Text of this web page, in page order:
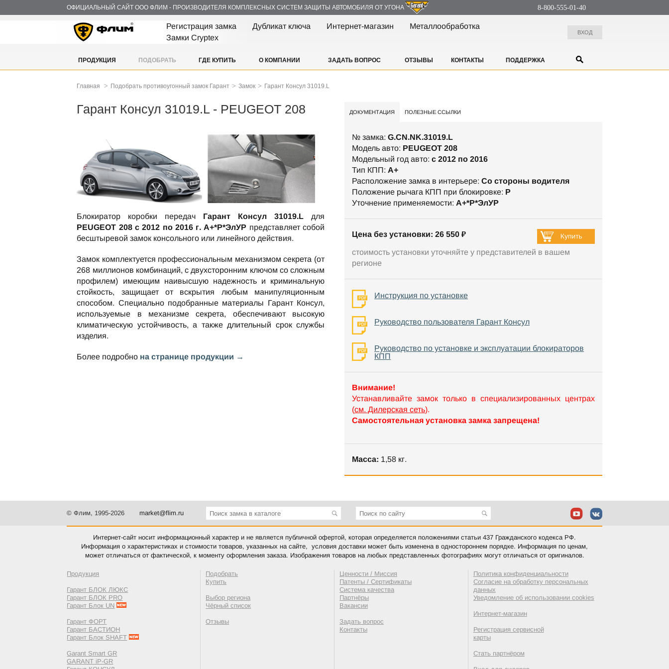
ОФИЦИАЛЬНЫЙ САЙТ ООО ФЛИМ - ПРОИЗВОДИТЕЛЯ КОМПЛЕКСНЫХ СИСТЕМ ЗАЩИТЫ АВТОМОБИЛЯ ОТ УГОНА 8-800-555-01-40
Регистрация замка Дубликат ключа Интернет-магазин
Металлообработка
Замки Cryptex
ВХОД
ПРОДУКЦИЯ ПОДОБРАТЬ ГДЕ КУПИТЬ О КОМПАНИИ ЗАДАТЬ ВОПРОС ОТЗЫВЫ КОНТАКТЫ ПОДДЕРЖКА
Главная > Подобрать противоугонный замок Гарант > Замок > Гарант Консул 31019.L
Гарант Консул 31019.L - PEUGEOT 208
Блокиратор коробки передач Гарант Консул 31019.L для
PEUGEOT 208 c 2012 по 2016 г. А+*P*ЭлУР представляет собой
бесштыревой замок консольного или линейного действия.
Замок комплектуется профессиональным механизмом секрета (от
268 миллионов комбинаций, с двухсторонним ключом со сложным
профилем) имеющим наивысшую надежность и криминальную
стойкость, защищает от вскрытия любым манипуляционным
способом. Специально подобранные материалы Гарант Консул,
используемые в механизме секрета, обеспечивают высокую
климатическую устойчивость, а также длительный срок службы
изделия.
Более подробно на странице продукции →
ДОКУМЕНТАЦИЯ ПОЛЕЗНЫЕ ССЫЛКИ
№ замка: G.CN.NK.31019.L
Модель авто: PEUGEOT 208
Модельный год авто: c 2012 по 2016
Тип КПП: А+
Расположение замка в интерьере: Со стороны водителя
Положение рычага КПП при блокировке: P
Уточнение применяемости: А+*P*ЭлУР
Цена без установки: 26 550 ₽
стоимость установки уточняйте у представителей в вашем
регионе
Инструкция по установке
Руководство пользователя Гарант Консул
Руководство по установке и эксплуатации блокираторов
КПП
Внимание!
Устанавливайте замок только в специализированных центрах
(см. Дилерская сеть).
Самостоятельная установка замка запрещена!
Масса: 1,58 кг.
© Флим, 1995-2026 market@flim.ru
Интернет-сайт носит информационный характер и не является публичной офертой, которая определяется положениями статьи 437 Гражданского кодекса РФ.
Информация о характеристиках и стоимости товаров, указанных на сайте, условия доставки может быть изменена в одностороннем порядке. Информация по ценам,
может отличаться от фактической, к моменту оформления заказа. Изображения товаров на любых представленных фотографиях могут отличаться от оригиналов.
Продукция
Гарант БЛОК ЛЮКС
Гарант БЛОК PRO
Гарант Блок UN
Гарант ФОРТ
Гарант БАСТИОН
Гарант Блок SHAFT
Garant Smart GR
GARANT iP-GR
Подобрать
Купить
Выбор региона
Чёрный список
Отзывы
Ценности / Миссия
Патенты / Сертификаты
Система качества
Партнёры
Вакансии
Задать вопрос
Контакты
Политика конфиденциальности
Согласие на обработку персональных
данных
Уведомление об использовании cookies
Интернет-магазин
Регистрация сервисной
карты
Стать партнёром